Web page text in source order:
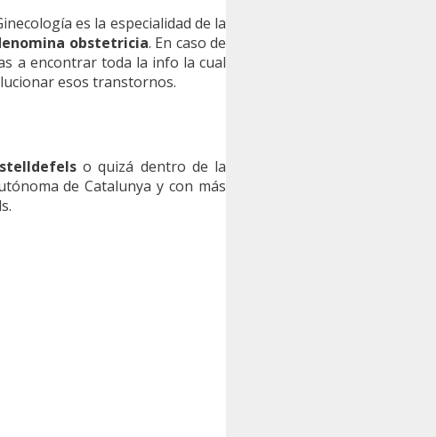
es la especialidad de la
obstetricia. En caso de
a encontrar toda la info la cual
esos transtornos.
o quizá dentro de la
de Catalunya y con más